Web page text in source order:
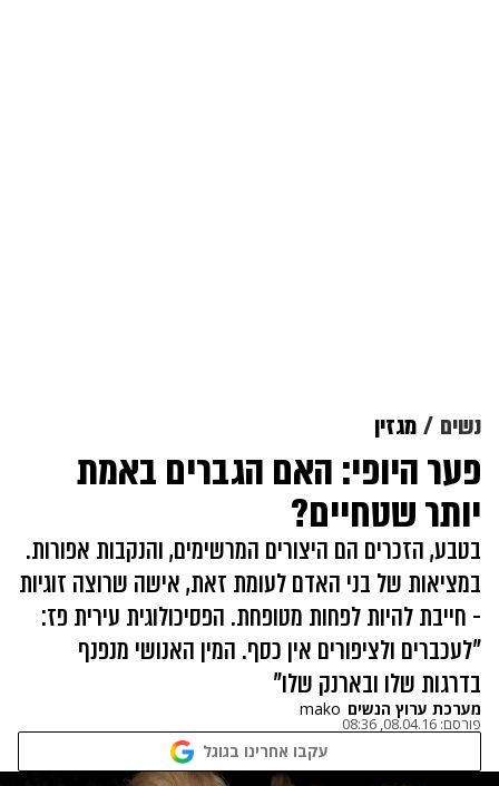
נשים מגזין
פער היופי: האם הגברים באמת
יותר שטחיים?
בטבע, הזכרים הם היצורים המרשימים, והנקבות אפורות.
במציאות של בני האדם לעומת זאת, אישה שרוצה זוגיות
- חייבת להיות לפחות מטופחת. הפסיכולוגית עירית פז:
"לעכברים ולציפורים אין כסף. המין האנושי מנפנף
בדרגות שלו ובארנק שלו"
מערכת ערוץ הנשים mako
פורסם: 08.04.16, 08:36
עקבו אחרינו בגוגל